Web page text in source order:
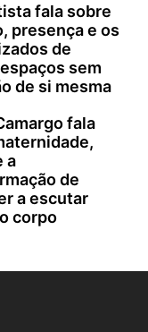
fala sobre
presença e os
de
sem
de si mesma
fala
a
de
a escutar
corpo